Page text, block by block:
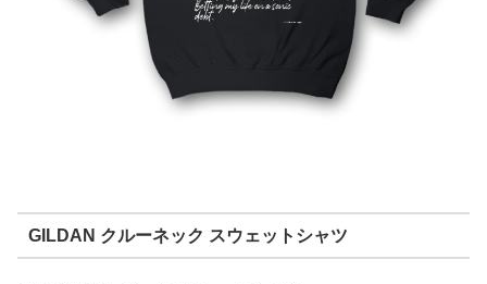
GILDAN クルーネック スウェットシャツ